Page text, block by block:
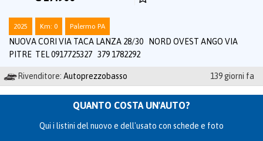
2025 Km: 0 Palermo PA
NUOVA CORI VIA TACA LANZA 28/30 NORD OVEST ANGO VIA
PITRE TEL 0917725327 379 1782292
Rivenditore: Autoprezzobasso 139 giorni fa
QUANTO COSTA UN'AUTO?
Qui i listini del nuovo e dell'usato con schede e foto